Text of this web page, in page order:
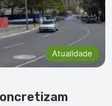
Atualidade